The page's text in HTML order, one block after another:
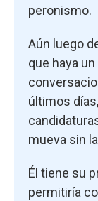
peronismo.
Aún luego
que haya
últimos
mueva sin
Él tiene su
permitiría